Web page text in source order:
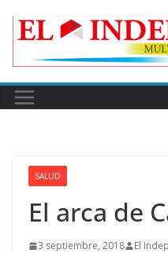
SALUD
El arca de
3 septiembre, 2018 El